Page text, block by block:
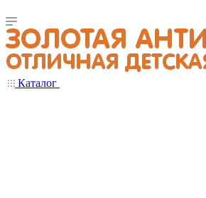
Каталог